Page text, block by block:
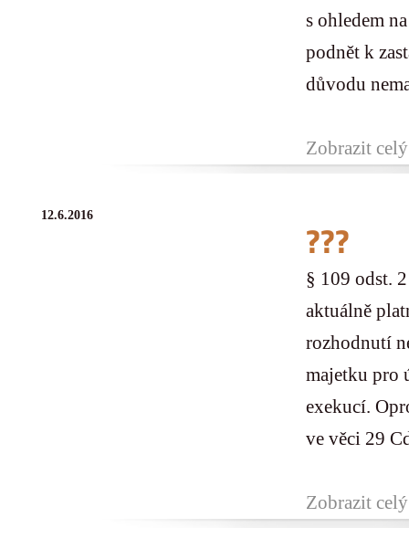
s ohledem
podnět k
důvodu
Zobrazit
12.6.2016
???
§ 109 odst.
aktuálně
rozhodnutí
majetku pro
exekucí.
ve věci 29
Zobrazit